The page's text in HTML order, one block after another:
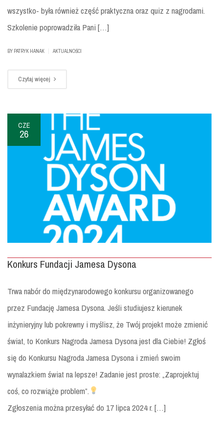
wszystko- była również część praktyczna oraz quiz z nagrodami.
Szkolenie poprowadziła Pani […]
BY PATRYK HANAK AKTUALNOŚCI
Czytaj więcej
CZE
26
Konkurs Fundacji Jamesa Dysona
Trwa nabór do międzynarodowego konkursu organizowanego
przez Fundację Jamesa Dysona. Jeśli studiujesz kierunek
inżynieryjny lub pokrewny i myślisz, że Twój projekt może zmienić
świat, to Konkurs Nagroda Jamesa Dysona jest dla Ciebie! Zgłoś
się do Konkursu Nagroda Jamesa Dysona i zmień swoim
wynalazkiem świat na lepsze! Zadanie jest proste: „Zaprojektuj
coś, co rozwiąże problem”.
Zgłoszenia można przesyłać do 17 lipca 2024 r. […]